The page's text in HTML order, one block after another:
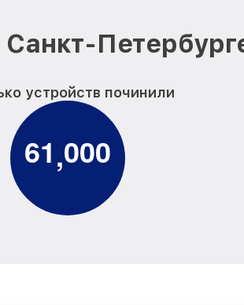
устройств починили
61,000